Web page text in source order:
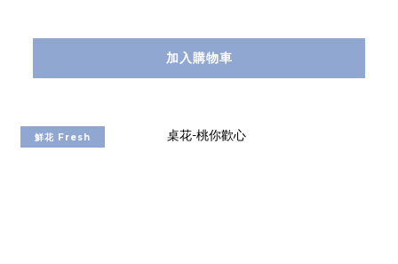
加入購物車
鮮花 Fresh